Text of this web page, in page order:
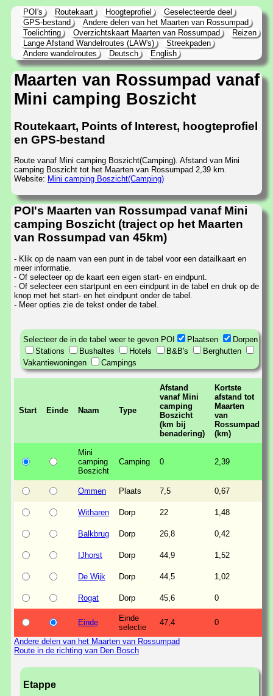
POI's Routekaart Hoogteprofiel
Geselecteerde deel
GPS-bestand
Andere delen van het Maarten van Rossumpad
Toelichting
Overzichtskaart Maarten van Rossumpad
Reizen
Lange Afstand Wandelroutes (LAW's)
Streekpaden
Andere wandelroutes
Deutsch English
Maarten van Rossumpad vanaf
Mini camping Boszicht
Routekaart, Points of Interest, hoogteprofiel
en GPS-bestand
Route vanaf Mini camping Boszicht(Camping). Afstand van Mini
camping Boszicht tot het Maarten van Rossumpad 2,39 km.
Website: Mini camping Boszicht(Camping)
POI's Maarten van Rossumpad vanaf Mini
camping Boszicht (traject op het Maarten
van Rossumpad van 45km)
- Klik op de naam van een punt in de tabel voor een datailkaart en
meer informatie.
- Of selecteer op de kaart een eigen start- en eindpunt.
- Of selecteer een startpunt en een eindpunt in de tabel en druk op de
knop met het start- en het eindpunt onder de tabel.
- Meer opties zie de tekst onder de tabel.
Selecteer de in de tabel weer te geven POI Plaatsen
Dorpen
Stations
Bushaltes Hotels B&B's
Berghutten
Vakantiewoningen
Campings
Start Einde Naam Type
Afstand
vanaf Mini
camping
Boszicht
(km bij
benadering)
Kortste
afstand tot
Maarten
van
Rossumpad
(km)
Mini
camping
Boszicht
Camping 0 2,39
Ommen Plaats 7,5 0,67
Witharen Dorp 22 1,48
Balkbrug Dorp 26,8 0,42
IJhorst Dorp 44,9 1,52
De Wijk Dorp 44,5 1,02
Rogat Dorp 45,6 0
Einde
Einde
selectie
47,4 0
Andere delen van het Maarten van Rossumpad
Route in de richting van Den Bosch
Etappe